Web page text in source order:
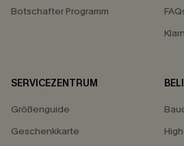
Botschafter Programm
SERVICEZENTRUM
Größenguide
Geschenkkarte